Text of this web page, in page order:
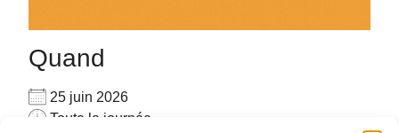
Quand
25 juin 2026
Toute la journée